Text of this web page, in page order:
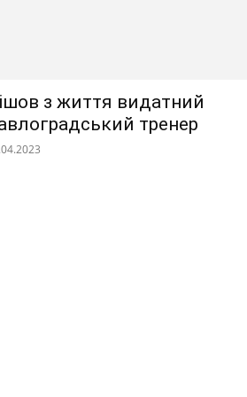
з життя видатний
тренер